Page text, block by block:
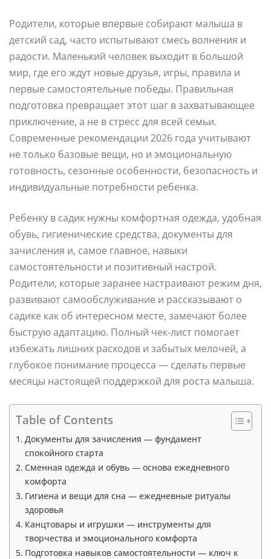
Родители, которые впервые собирают малыша в
детский сад, часто испытывают смесь волнения и
радости. Маленький человек выходит в большой
мир, где его ждут новые друзья, игры, правила и
первые самостоятельные победы. Правильная
подготовка превращает этот шаг в захватывающее
приключение, а не в стресс для всей семьи.
Современные рекомендации 2026 года учитывают
не только базовые вещи, но и эмоциональную
готовность, сезонные особенности, безопасность и
индивидуальные потребности ребенка.
Ребенку в садик нужны комфортная одежда, удобная
обувь, гигиенические средства, документы для
зачисления и, самое главное, навыки
самостоятельности и позитивный настрой.
Родители, которые заранее настраивают режим дня,
развивают самообслуживание и рассказывают о
садике как об интересном месте, замечают более
быструю адаптацию. Полный чек-лист помогает
избежать лишних расходов и забытых мелочей, а
глубокое понимание процесса — сделать первые
месяцы настоящей поддержкой для роста малыша.
Table of Contents
Документы для зачисления — фундамент
спокойного старта
Сменная одежда и обувь — основа ежедневного
комфорта
Гигиена и вещи для сна — ежедневные ритуалы
здоровья
Канцтовары и игрушки — инструменты для
творчества и эмоционального комфорта
Подготовка навыков самостоятельности — ключ к